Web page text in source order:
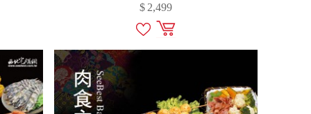
$ 2,499